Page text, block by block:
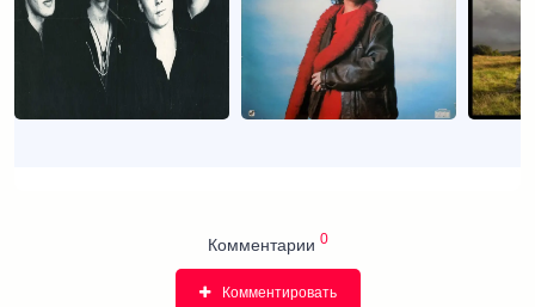
Комментарии 0
Комментировать